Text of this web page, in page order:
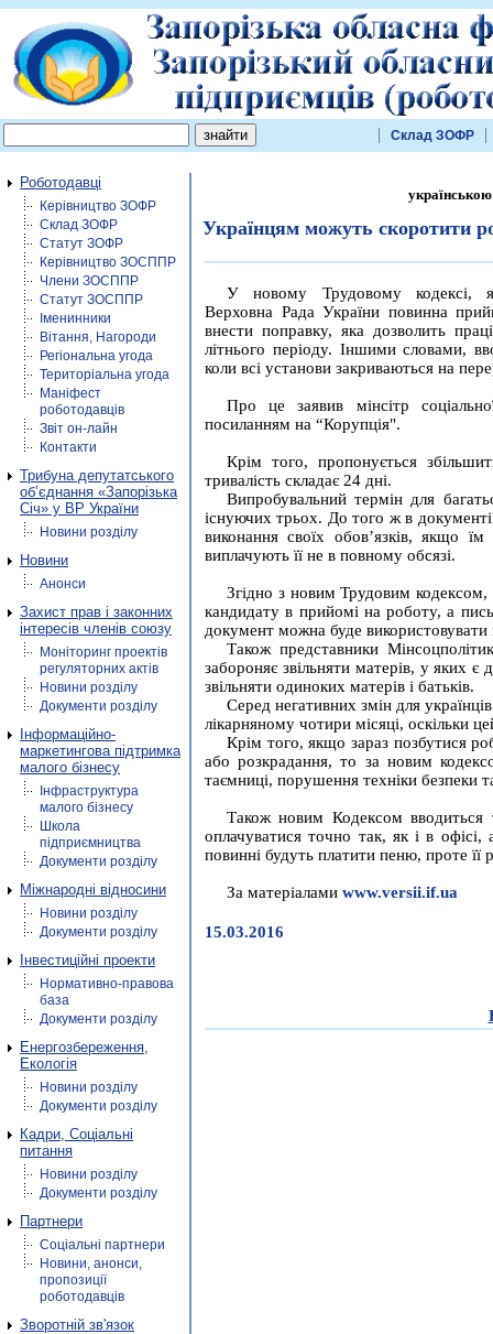
Склад ЗОФР
Роботодавці
Керівництво ЗОФР
Склад ЗОФР
Статут ЗОФР
Керівництво ЗОСППР
Члени ЗОСППР
Статут ЗОСППР
Іменинники
Вітання, Нагороди
Регіональна угода
Територіальна угода
Маніфест
роботодавців
Звіт он-лайн
Контакти
Трибуна депутатського
об’єднання «Запорізька
Січ» у ВР України
Новини розділу
Новини
Анонси
Захист прав і законних
інтересів членів союзу
Моніторинг проектів
регуляторних актів
Новини розділу
Документи розділу
Інформаційно-
маркетингова підтримка
малого бізнесу
Інфраструктура
малого бізнесу
Школа
підприємництва
Документи розділу
Міжнародні відносини
Новини розділу
Документи розділу
Інвестиційні проекти
Нормативно-правова
база
Документи розділу
Енергозбереження,
Екологія
Новини розділу
Документи розділу
Кадри, Соціальні
питання
Новини розділу
Документи розділу
Партнери
Соціальні партнери
Новини, анонси,
пропозиції
роботодавців
Зворотній зв'язок
Українцям можуть скоротити
У новому Трудовому кодексі,
Верховна Рада України повинна
внести поправку, яка дозволить
літнього періоду. Іншими словами,
коли всі установи закриваються на
Про це заявив мінсітр
посиланням на “Корупція".
Крім того, пропонується
тривалість складає 24 дні.
Випробувальний термін для
існуючих трьох. До того ж в документі
виконання своїх обов’язків, якщо
виплачують її не в повному обсязі.
Згідно з новим Трудовим кодексом,
кандидату в прийомі на роботу, а
документ можна буде використовувати
Також представники
забороняє звільняти матерів, у яких
звільняти одиноких матерів і батьків.
Серед негативних змін для
лікарняному чотири місяці, оскільки
Крім того, якщо зараз позбутися
або розкрадання, то за новим
таємниці, порушення техніки безпеки
Також новим Кодексом
оплачуватися точно так, як і в офісі,
повинні будуть платити пеню, проте
За матеріалами www.versii.if.ua
15.03.2016